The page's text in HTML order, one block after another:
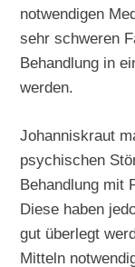
notwendigen
sehr schweren
Behandlung in
werden.
Johanniskraut
psychischen
Behandlung mit
Diese haben
gut überlegt
Mitteln